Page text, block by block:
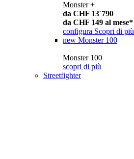
Monster +
da CHF 13´790
da CHF 149 al mese*
configura Scopri di più
new Monster 100
Monster 100
scopri di più
Streetfighter